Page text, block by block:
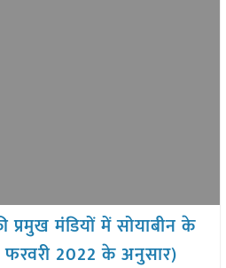
प्रमुख मंडियों में सोयाबीन के
2022 के अनुसार)